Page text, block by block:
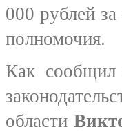
000 рублей
полномочия.
Как сообщил
области